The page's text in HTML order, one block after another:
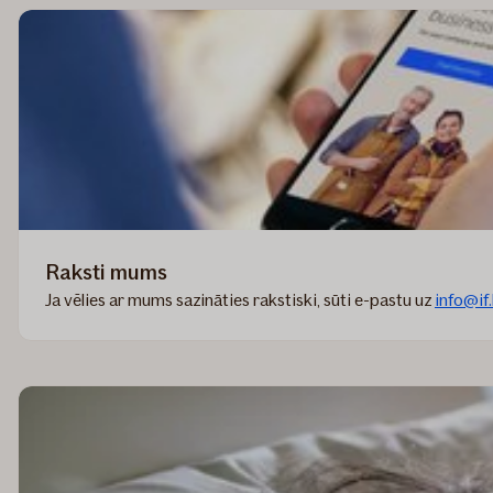
Raksti mums
Ja vēlies ar mums sazināties rakstiski, sūti e-pastu uz